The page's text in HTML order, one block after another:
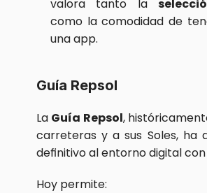
valora tanto la
como la comodidad de
una app.
Guía Repsol
La Guía Repsol,
carreteras y a sus Soles, ha
definitivo al entorno digital
Hoy permite: